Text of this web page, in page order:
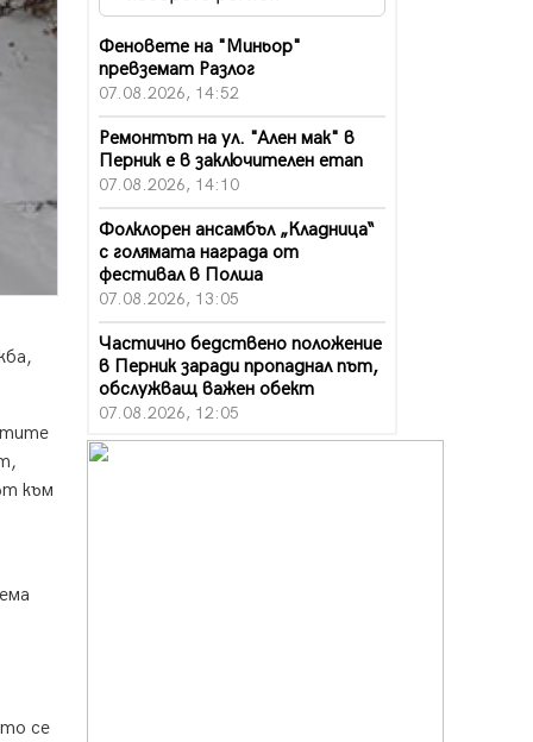
към
се
Феновете на "Миньор"
превземат Разлог
07.08.2026, 14:52
Ремонтът на ул. "Ален мак" в
Перник е в заключителен етап
07.08.2026, 14:10
Фолклорен ансамбъл „Кладница“
с голямата награда от
фестивал в Полша
07.08.2026, 13:05
Частично бедствено положение
в Перник заради пропаднал път,
обслужващ важен обект
07.08.2026, 12:05
Да отговорим на жегите с филм